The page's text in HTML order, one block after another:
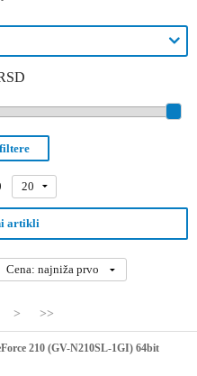
20
artikli
Cena: najniža prvo
> >>
210 (GV-N210SL-1GI) 64bit